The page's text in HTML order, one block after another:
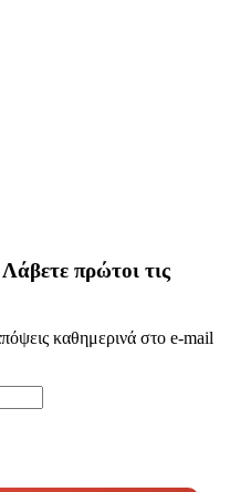
πρώτοι τις
καθημερινά στο e-mail